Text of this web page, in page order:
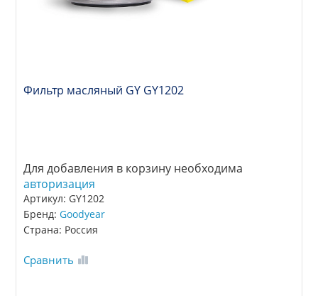
Фильтр масляный GY GY1202
Для добавления в корзину необходима
авторизация
Артикул: GY1202
Бренд:Goodyear
Страна: Россия
Сравнить